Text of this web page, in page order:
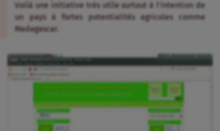
Voilà une initiative très utile surtout à l’intention de
un pays à fortes potentialités agricoles comme
Madagascar.